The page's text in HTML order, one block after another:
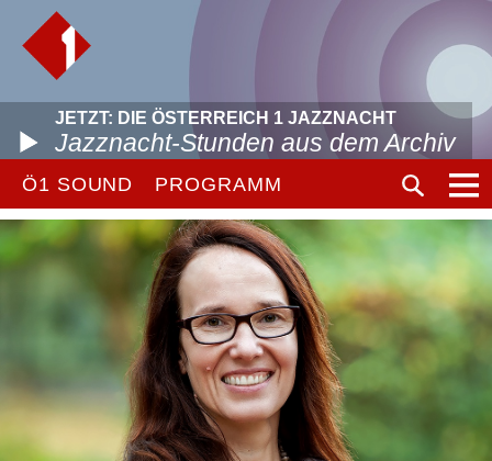
JETZT: DIE ÖSTERREICH 1 JAZZNACHT
Jazznacht-Stunden aus dem Archiv
Ö1 SOUND PROGRAMM